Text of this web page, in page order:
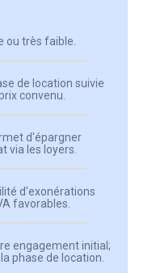
ou très faible.
de location suivie
convenu.
d'épargner
via les loyers.
d'exonérations
favorables.
engagement initial;
phase de location.